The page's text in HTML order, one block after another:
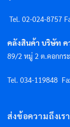
Tel. 02-024-8757 F
คลังสินค้า บริษัท ค
89/2 หมู่ 2 ต.คอกกร
Tel. 034-119848
ส่งข้อความถึงเรา